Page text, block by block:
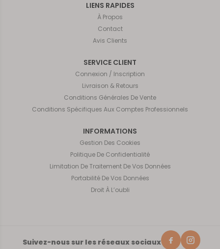
LIENS RAPIDES
À Propos
Contact
Avis Clients
SERVICE CLIENT
Connexion / Inscription
Livraison & Retours
Conditions Générales De Vente
Conditions Spécifiques Aux Comptes Professionnels
INFORMATIONS
Gestion Des Cookies
Politique De Confidentialité
Limitation De Traitement De Vos Données
Portabilité De Vos Données
Droit À L’oubli
Suivez-nous sur les réseaux sociaux